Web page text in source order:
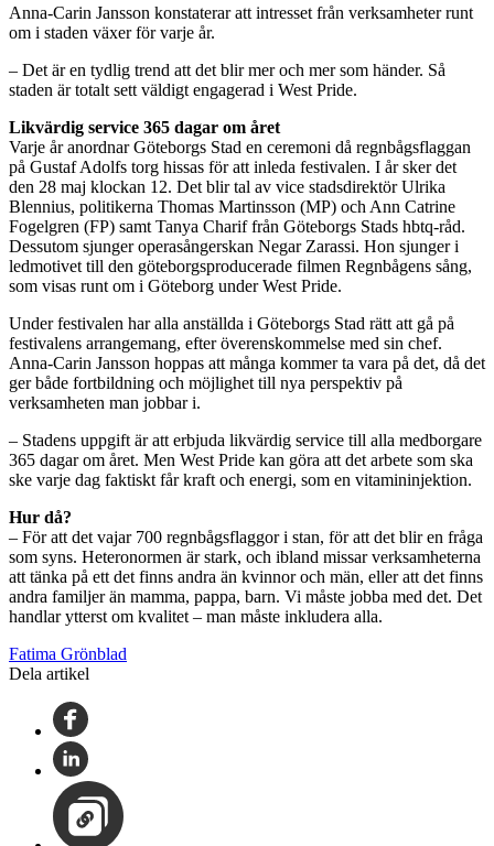
Anna-Carin Jansson konstaterar att intresset från verksamheter runt
om i staden växer för varje år.
– Det är en tydlig trend att det blir mer och mer som händer. Så
staden är totalt sett väldigt engagerad i West Pride.
Likvärdig service 365 dagar om året
Varje år anordnar Göteborgs Stad en ceremoni då regnbågsflaggan
på Gustaf Adolfs torg hissas för att inleda festivalen. I år sker det
den 28 maj klockan 12. Det blir tal av vice stadsdirektör Ulrika
Blennius, politikerna Thomas Martinsson (MP) och Ann Catrine
Fogelgren (FP) samt Tanya Charif från Göteborgs Stads hbtq-råd.
Dessutom sjunger operasångerskan Negar Zarassi. Hon sjunger i
ledmotivet till den göteborgsproducerade filmen Regnbågens sång,
som visas runt om i Göteborg under West Pride.
Under festivalen har alla anställda i Göteborgs Stad rätt att gå på
festivalens arrangemang, efter överenskommelse med sin chef.
Anna-Carin Jansson hoppas att många kommer ta vara på det, då det
ger både fortbildning och möjlighet till nya perspektiv på
verksamheten man jobbar i.
– Stadens uppgift är att erbjuda likvärdig service till alla medborgare
365 dagar om året. Men West Pride kan göra att det arbete som ska
ske varje dag faktiskt får kraft och energi, som en vitamininjektion.
Hur då?
– För att det vajar 700 regnbågsflaggor i stan, för att det blir en fråga
som syns. Heteronormen är stark, och ibland missar verksamheterna
att tänka på ett det finns andra än kvinnor och män, eller att det finns
andra familjer än mamma, pappa, barn. Vi måste jobba med det. Det
handlar ytterst om kvalitet – man måste inkludera alla.
Fatima Grönblad
Dela artikel